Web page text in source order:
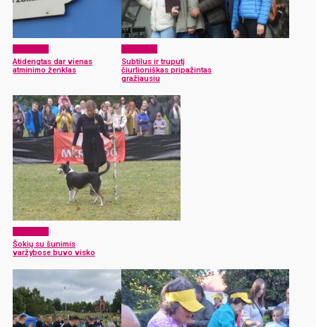
Atidengtas dar vienas
atminimo ženklas
Subtilus ir truputį
čiurlioniškas pripažintas
gražiausiu
Šokių su šunimis
varžybose buvo visko